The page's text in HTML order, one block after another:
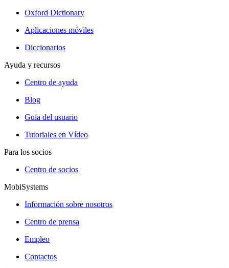
Oxford Dictionary
Aplicaciones móviles
Diccionarios
Ayuda y recursos
Centro de ayuda
Blog
Guía del usuario
Tutoriales en Vídeo
Para los socios
Centro de socios
MobiSystems
Información sobre nosotros
Centro de prensa
Empleo
Contactos